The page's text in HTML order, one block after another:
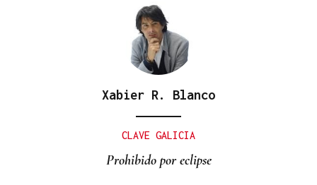
Xabier R. Blanco
CLAVE GALICIA
Prohibido por eclipse